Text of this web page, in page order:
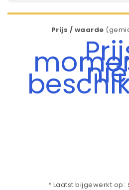
Prijs / waarde
* Laatst bijgewerkt op: